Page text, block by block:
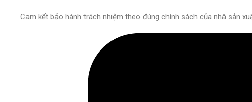
Cam kết bảo hành trách nhiệm theo đúng chính sách của nhà sản